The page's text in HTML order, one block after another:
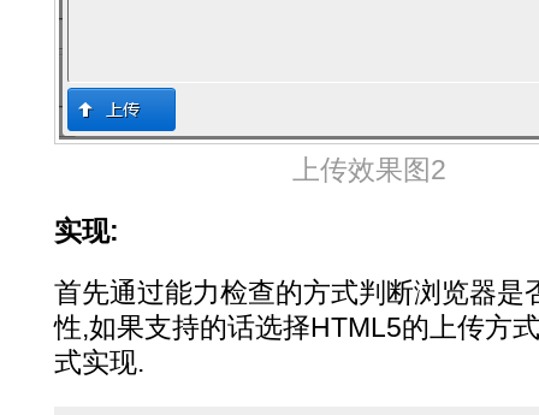
上传效果图2
实现:
首先通过能力检查的方式判断浏览器是
性,如果支持的话选择HTML5的上传方
式实现.